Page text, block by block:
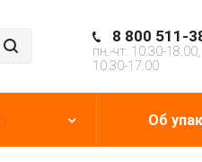
8 800 511-
пн.-чт. 10.30-18.00,
10.30-17.00
Об